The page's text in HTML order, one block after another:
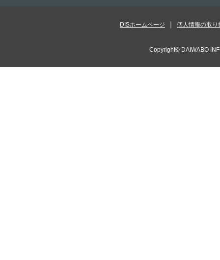
DISホームページ 個人情報の取り
Copyright© DAIWABO